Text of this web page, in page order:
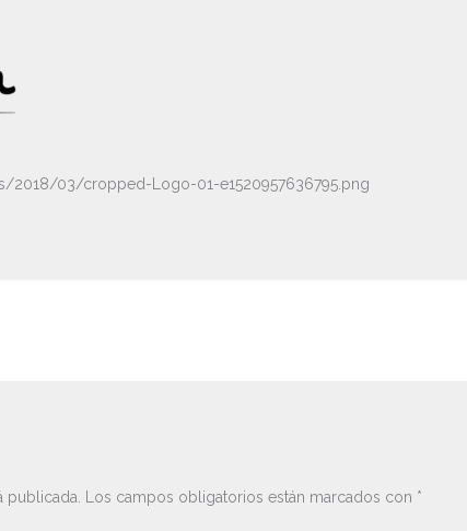
03/cropped-Logo-01-e1520957636795.png
Los campos obligatorios están marcados con *